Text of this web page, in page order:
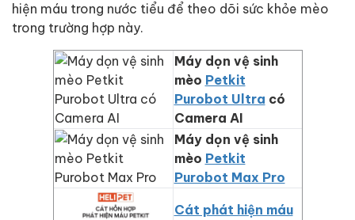
hiện máu trong nước tiểu để theo dõi sức khỏe mèo
trong trường hợp này.
Máy dọn vệ sinh
mèo Petkit
Purobot Ultra có
Camera AI
Máy dọn vệ sinh
mèo Petkit
Purobot Max Pro
Cát phát hiện máu